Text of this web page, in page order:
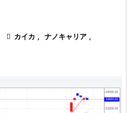
 カイカ , ナノキャリア ,